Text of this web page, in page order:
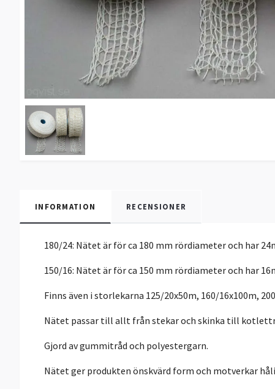
INFORMATION RECENSIONER
180/24: Nätet är för ca 180 mm rördiameter och har
150/16: Nätet är för ca 150 mm rördiameter och har
Finns även i storlekarna 125/20x50m, 160/16x100m,
Nätet passar till allt från stekar och skinka till
Gjord av gummitråd och polyestergarn.
Nätet ger produkten önskvärd form och motverkar